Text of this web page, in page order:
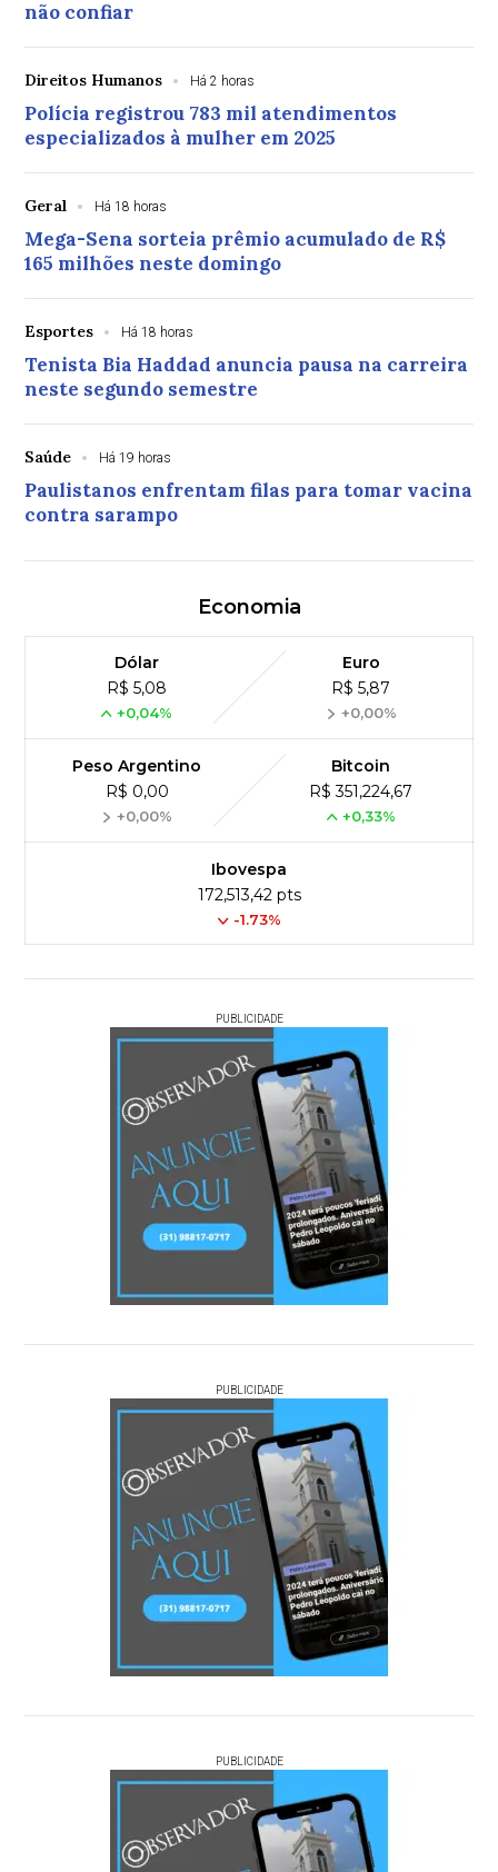
não confiar
Direitos Humanos Há 2 horas
Polícia registrou 783 mil atendimentos
especializados à mulher em 2025
Geral Há 18 horas
Mega-Sena sorteia prêmio acumulado de R$
165 milhões neste domingo
Esportes Há 18 horas
Tenista Bia Haddad anuncia pausa na carreira
neste segundo semestre
Saúde Há 19 horas
Paulistanos enfrentam filas para tomar vacina
contra sarampo
Economia
Dólar
R$ 5,08
+0,04%
Euro
R$ 5,87
+0,00%
Peso Argentino
R$ 0,00
+0,00%
Bitcoin
R$ 351,224,67
+0,33%
Ibovespa
172,513,42 pts
-1.73%
PUBLICIDADE
PUBLICIDADE
PUBLICIDADE